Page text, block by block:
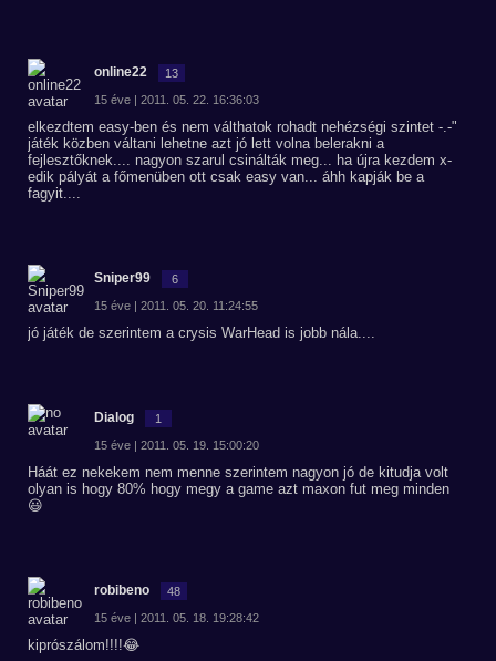
online22 13
15 éve | 2011. 05. 22. 16:36:03
elkezdtem easy-ben és nem válthatok rohadt nehézségi szintet -.-"
játék közben váltani lehetne azt jó lett volna belerakni a
fejlesztőknek.... nagyon szarul csinálták meg... ha újra kezdem x-
edik pályát a főmenüben ott csak easy van... áhh kapják be a
fagyit....
Sniper99 6
15 éve | 2011. 05. 20. 11:24:55
jó játék de szerintem a crysis WarHead is jobb nála....
Dialog 1
15 éve | 2011. 05. 19. 15:00:20
Háát ez nekekem nem menne szerintem nagyon jó de kitudja volt
olyan is hogy 80% hogy megy a game azt maxon fut meg minden
😃
robibeno 48
15 éve | 2011. 05. 18. 19:28:42
kiprószálom!!!!😂